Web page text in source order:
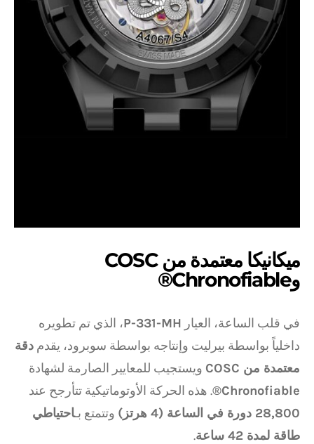
ميكانيكا معتمدة من COSC
وChronofiable®
في قلب الساعة، العيار P-331-MH، الذي تم تطويره
داخلياً بواسطة بيرليت وإنتاجه بواسطة سوبرود، يقدم دقة
معتمدة من COSC
ويستجيب للمعايير الصارمة لشهادة
Chronofiable®
. هذه الحركة الأوتوماتيكية تتأرجح عند
28,800 دورة في الساعة (4 هرتز)
وتتمتع بـاحتياطي
طاقة لمدة 42 ساعة
.